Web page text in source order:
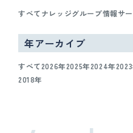
すべてナレッジグループ情報サ
年アーカイブ
すべて2026年2025年2024年
2018年